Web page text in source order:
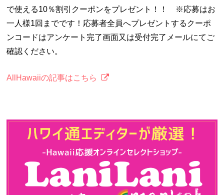
で使える10％割引クーポンをプレゼント！！ ※応募はお
一人様1回までです！応募者全員へプレゼントするクーポ
ンコードはアンケート完了画面又は受付完了メールにてご
確認ください。
AllHawaiiの記事はこちら